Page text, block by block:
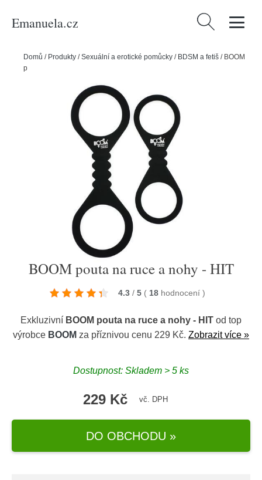
Emanuela.cz Vyhledávání
Domů / Produkty /Sexuální a erotické pomůcky / BDSM a fetiš / BOOM
pouta na ruce a nohy - HIT
BOOM pouta na ruce a nohy - HIT
4.3 / 5 ( 18 hodnocení )
Exkluzivní BOOM pouta na ruce a nohy - HIT od top
výrobce BOOM za příznivou cenu 229 Kč. Zobrazit více »
Dostupnost: Skladem > 5 ks
229 Kč vč. DPH
DO OBCHODU »